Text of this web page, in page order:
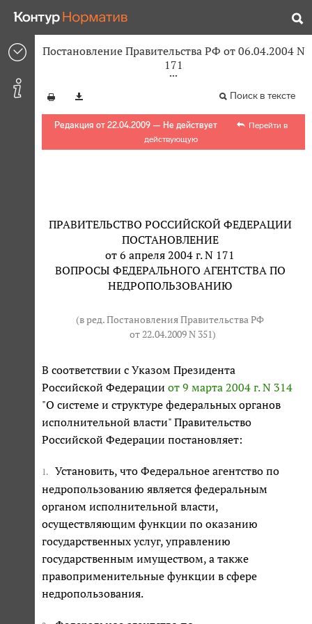
Постановление Правительства РФ от 06.04.2004 N
171
Поиск в тексте
Редакция от 22.04.2009 — Не действует
Перейти в
действующую
ПРАВИТЕЛЬСТВО РОССИЙСКОЙ ФЕДЕРАЦИИ
ПОСТАНОВЛЕНИЕ
от 6 апреля 2004 г. N 171
ВОПРОСЫ ФЕДЕРАЛЬНОГО АГЕНТСТВА ПО
НЕДРОПОЛЬЗОВАНИЮ
(в ред. Постановления Правительства РФ
от 22.04.2009 N 351)
В соответствии с Указом Президента
Российской Федерации от 9 марта 2004 г. N 314
"О системе и структуре федеральных органов
исполнительной власти" Правительство
Российской Федерации постановляет:
1.
Установить, что Федеральное агентство по
недропользованию является федеральным
органом исполнительной власти,
осуществляющим функции по оказанию
государственных услуг, управлению
государственным имуществом, а также
правоприменительные функции в сфере
недропользования.